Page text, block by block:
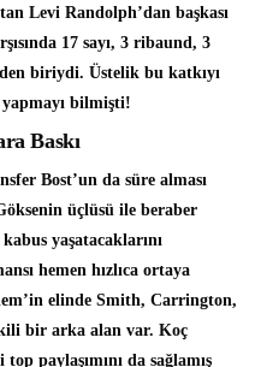
Levi Randolph’dan başkası
17 sayı, 3 ribaund, 3
biriydi. Üstelik bu katkıyı
yapmayı bilmişti!
Baskı
Bost’un da süre alması
üçlüsü ile beraber
yaşatacaklarını
hemen hızlıca ortaya
elinde Smith, Carrington,
bir arka alan var. Koç
paylaşımını da sağlamış